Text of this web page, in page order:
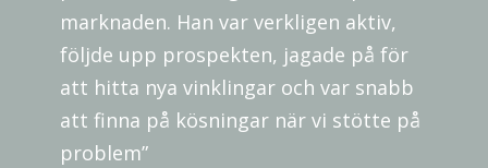
marknaden. Han var verkligen aktiv,
följde upp prospekten, jagade på för
att hitta nya vinklingar och var snabb
att finna på kösningar när vi stötte på
problem”